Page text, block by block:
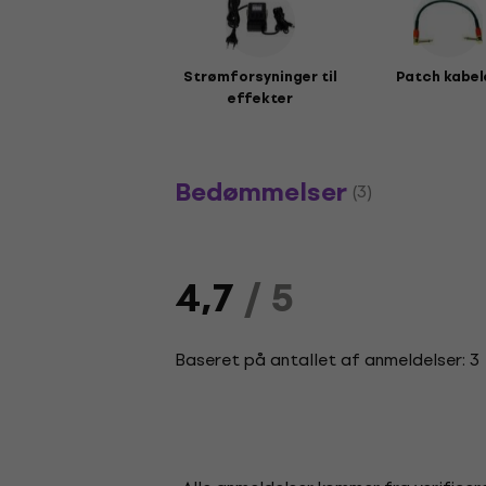
Strømforsyninger til
effekter
Patch
Bedømmelser (3)
4,7/ 5
Baseret på antallet af anmeldelser: 3